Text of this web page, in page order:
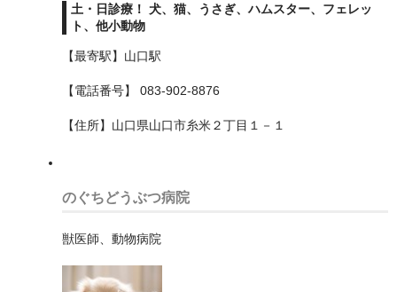
八王子市
北区
千代田区
台東区
品川区
国分寺市
国立市
墨田区
土・日診療！ 犬、猫、うさぎ、ハムスター、フェレッ
ト、他小動物
【最寄駅】山口駅
【電話番号】 083-902-8876
【住所】山口県山口市糸米２丁目１－１
のぐちどうぶつ病院
獣医師、動物病院